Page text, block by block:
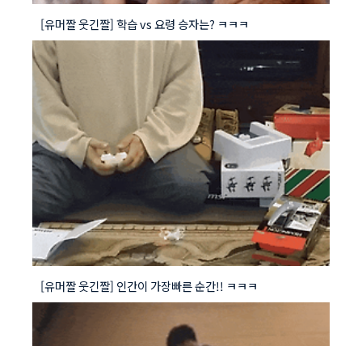
[유머짤 웃긴짤] 학습 vs 요령 승자는? ㅋㅋㅋ
[유머짤 웃긴짤] 인간이 가장빠른 순간!! ㅋㅋㅋ